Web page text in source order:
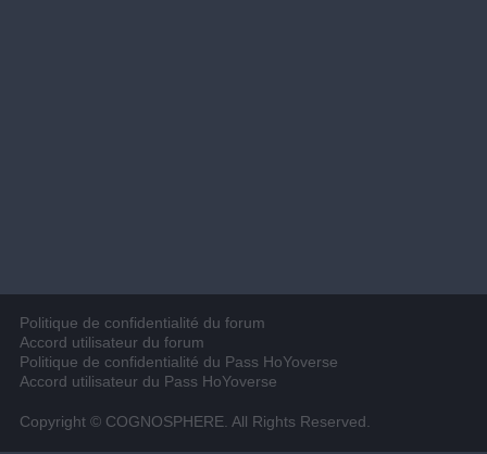
Politique de confidentialité du forum
Accord utilisateur du forum
Politique de confidentialité du Pass HoYoverse
Accord utilisateur du Pass HoYoverse
Copyright © COGNOSPHERE. All Rights Reserved.